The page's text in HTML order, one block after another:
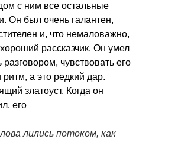
с ним все остальные
Он был очень галантен,
и, что немаловажно,
рассказчик. Он умел
разговором, чувствовать его
ритм, а это редкий дар.
златоуст. Когда он
его
лились потоком, как